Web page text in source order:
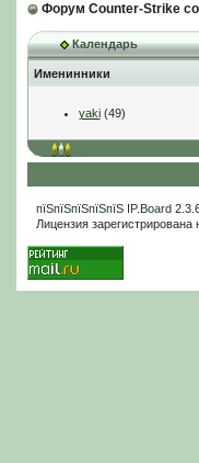
Форум Counter-Strike
Календарь
Именинники
yaki(49)
пїЅпїЅпїЅпїЅпїЅ IP.Board
Лицензия